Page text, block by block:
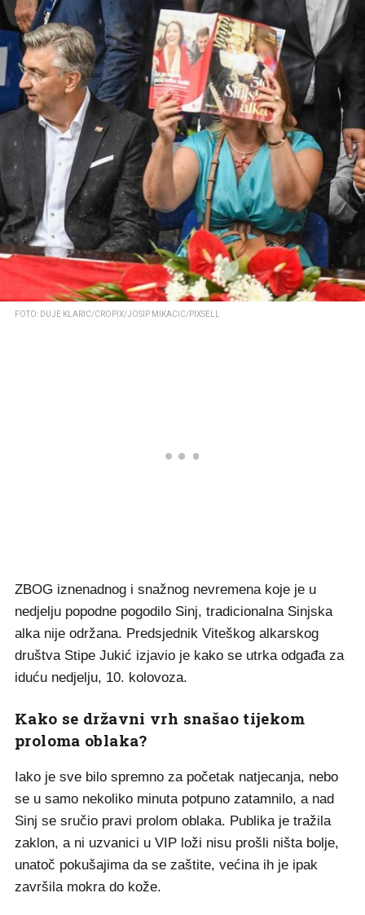
FOTO: DUJE KLARIC/CROPIX/JOSIP MIKACIC/PIXSELL
ZBOG iznenadnog i snažnog nevremena koje je u
nedjelju popodne pogodilo Sinj, tradicionalna Sinjska
alka nije održana. Predsjednik Viteškog alkarskog
društva Stipe Jukić izjavio je kako se utrka odgađa za
iduću nedjelju, 10. kolovoza.
Kako se državni vrh snašao tijekom
proloma oblaka?
Iako je sve bilo spremno za početak natjecanja, nebo
se u samo nekoliko minuta potpuno zatamnilo, a nad
Sinj se sručio pravi prolom oblaka. Publika je tražila
zaklon, a ni uzvanici u VIP loži nisu prošli ništa bolje,
unatoč pokušajima da se zaštite, većina ih je ipak
završila mokra do kože.